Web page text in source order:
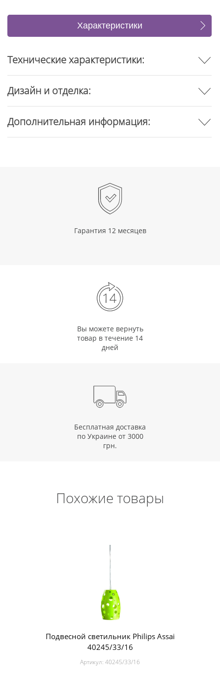
Характеристики
Отзывы
Технические характеристики:
Дизайн и отделка:
Дополнительная информация:
Гарантия 12 месяцев
Вы можете вернуть
товар в течение 14
дней
Бесплатная доставка
по Украине от 3000
грн.
Похожие товары
Подвесной светильник Philips Assai
40245/33/16
Артикул: 40245/33/16